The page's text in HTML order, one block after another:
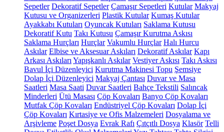
Sepetler Dekoratif Sepetler Çamaşır Sepetleri Kutular Makyaj
Kutusu ve Organizerleri Plastik Kutular Kumaş Kutular
Ayakkabı Kutuları Oyuncak Kutuları Saklama Kutusu
Dekoratif Kutu Takı Kutusu Çamaşır Kurutma Askısı
Saklama Hurçları Hurçlar Vakumlu Hurçlar Halı Hurcu
Askılar Elbise ve Aksesuar Askıları Dekoratif Askılar Kapı
Arkası Askıları Yapışkanlı Askılar Vestiyer Askısı Takı Askısı
Bavul İçi Düzenleyici Kurutma Makinesi Topu Şemsiye
Dolap İçi Düzenleyici Makyaj Çantası Duvar ve Masa
Saatleri Masa Saati Duvar Saatleri Bahçe Tekstili Salıncak
Minderleri Ütü Masası Çöp Kovaları Banyo Çöp Kovaları
Mutfak Çöp Kovaları Endüstriyel Çöp Kovaları Dolap İçi
Çöp Kovaları Kırtasiye ve Ofis Malzemeleri Dosyalama ve
Arşivleme Poşet Dosya Evrak Rafı Çıtçıtlı Dosya Klasör Telli